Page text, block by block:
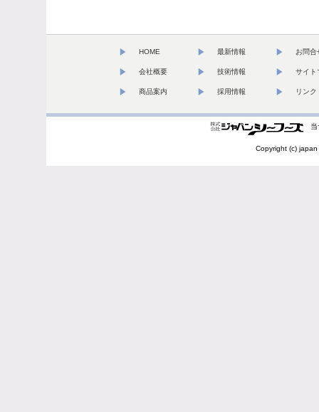
HOME 最新情報 お問合
会社概要 技術情報 サイト
商品案内 採用情報 リンク
Copyright (c)